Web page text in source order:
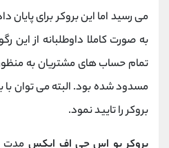
می رسید اما این بروکر برای پایان
به صورت کاملا داوطلبانه از این
تمام حساب های مشتریان به
مسدود شده بود. البته می توان با
بروکر را تایید نمود.